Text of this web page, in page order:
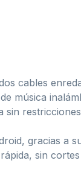
cables
música
sin
gracias a
sin